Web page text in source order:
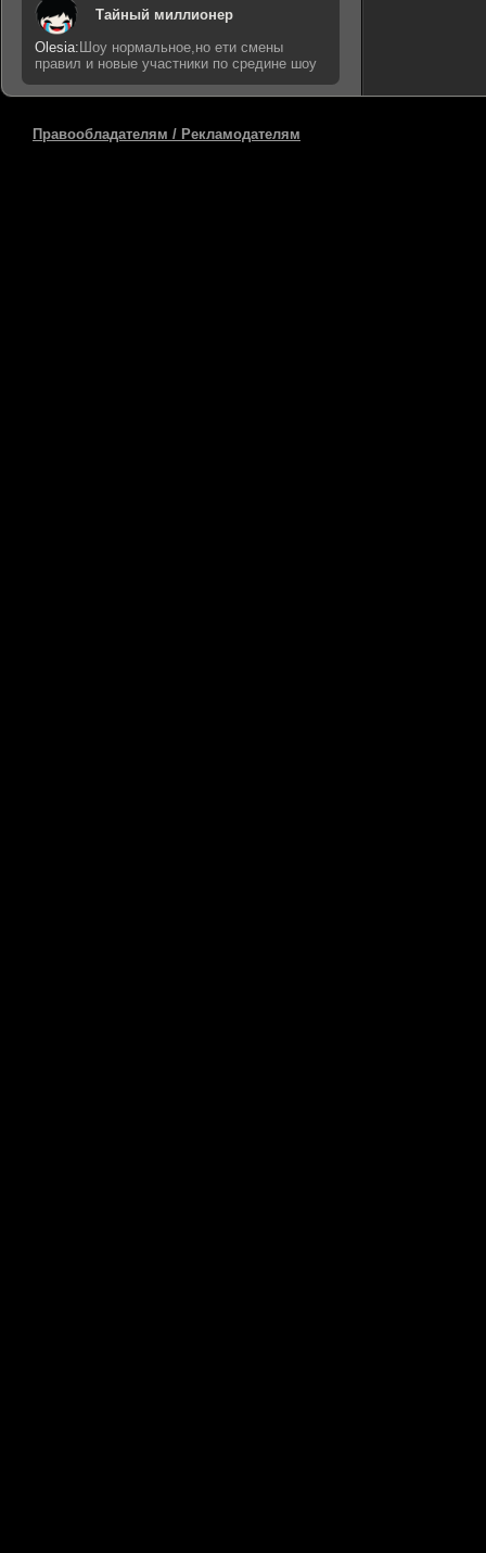
Тайный миллионер
Olesia: Шоу нормальное,но ети смены
правил и новые участники по средине шоу
Правообладателям / Рекламодателям